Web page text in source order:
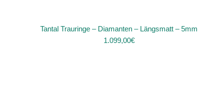
Tantal Trauringe – Diamanten – Längsmatt – 5mm
1.099,00€